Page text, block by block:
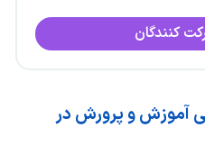
کنندگان
آموزش و پرورش در